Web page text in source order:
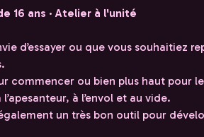
16 ans · Atelier à l'unité
d’essayer ou que vous souhaitiez
commencer ou bien plus haut pour
à l’envol et au vide.
un très bon outil pour